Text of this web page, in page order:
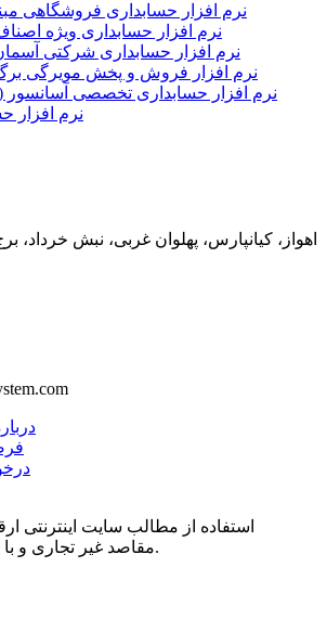
نرم افزار حسابداری فروشگاهی
نرم افزار حسابداری ویژه
نرم افزار حسابداری شرکتی
نرم افزار فروش و پخش مویرگی
نرم افزار حسابداری تخصصی
نرم افزار
اهواز، کیانپارس، پهلوان غربی، نبش خرداد،
استفاده از مطالب سایت اینترنتی
مقاصد غیر تجاری و با ذکر منبع بلامانع است.